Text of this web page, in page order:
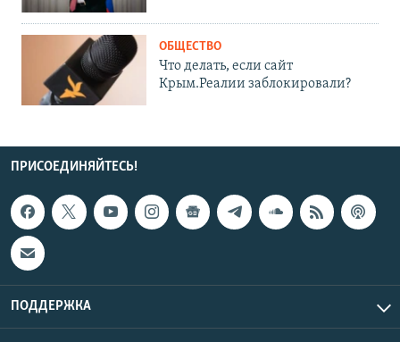
ОБЩЕСТВО
Что делать, если сайт
Крым.Реалии заблокировали?
ПРИСОЕДИНЯЙТЕСЬ!
ПОДДЕРЖКА